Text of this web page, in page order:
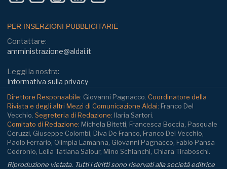
PER INSERZIONI PUBBLICITARIE
Contattare:
amministrazione@aldai.it
Leggi la nostra:
Informativa sulla privacy
Direttore Responsabile: Giovanni Pagnacco. Coordinatore della
Rivista e degli altri Mezzi di Comunicazione Aldai: Franco Del
Vecchio. Segreteria di Redazione: Ilaria Sartori.
Comitato di Redazione: Michela Bitetti, Francesca Boccia, Pasquale
Ceruzzi, Giuseppe Colombi, Diva De Franco, Franco Del Vecchio,
Paolo Ferrario, Olimpia Lamanna, Giovanni Pagnacco, Fabio Pansa
Cedronio, Leila Tatiana Salour, Mino Schianchi, Chiara Tiraboschi.
Riproduzione vietata. Tutti i diritti sono riservati alla società editrice